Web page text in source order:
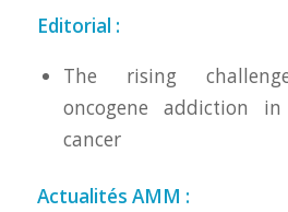
Editorial :
The rising
oncogene addiction
cancer
Actualités AMM :